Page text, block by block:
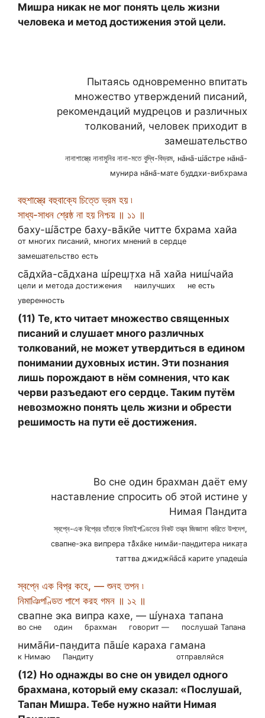
Мишра никак не мог понять цель жизни
человека и метод достижения этой цели.
Пытаясь одновременно впитать
множество утверждений писаний,
рекомендаций мудрецов и различных
толкований, человек приходит в
замешательство
নানাশাস্ত্রে নানামুনির নানা-মতে বুদ্ধি-বিভ্রম, на̄на̄-ш́а̄стре на̄на̄-
мунира на̄на̄-мате буддхи-вибхрама
বহুশাস্ত্রে বহুবাক্যে চিত্তে ভ্রম হয় ৷
সাধ্য-সাধন শ্রেষ্ঠ না হয় নিশ্চয় ॥ ১১ ॥
баху-ш́а̄стре баху-ва̄кйе читте бхрама хайа
от многих писаний, многих мнений в сердце
замешательство есть
са̄дхйа-са̄дхана ш́реш̣т̣ха на̄ хайа ниш́чайа
цели и метода достижения наилучших
не есть
уверенность
(11) Те, кто читает множество священных
писаний и слушает много различных
толкований, не может утвердиться в едином
понимании духовных истин. Эти познания
лишь порождают в нём сомнения, что как
черви разъедают его сердце. Таким путём
невозможно понять цель жизни и обрести
решимость на пути её достижения.
Во сне один брахман даёт ему
наставление спросить об этой истине у
Нимая Пандита
স্বপ্নে-এক বিপ্রের তাঁহাকে নিমাইপণ্ডিতের নিকট তত্ত্ব জিজ্ঞাসা করিতে উপদেশ,
свапне-эка випрера та̄̐ха̄ке нима̄и-пан̣д̣итера никат̣а
таттва джиджн̃а̄са̄ карите упадеш́а
স্বপ্নে এক বিপ্র কহে, — শুনহ তপন ৷
নিমাঞিপণ্ডিত পাশে করহ গমন ॥ ১২ ॥
свапне эка випра кахе, — ш́унаха тапана
во сне один брахман говорит — послушай Тапана
нима̄н̃и-пан̣д̣ита па̄ш́е караха гамана
к Нимаю Пандиту отправляйся
(12) Но однажды во сне он увидел одного
брахмана, который ему сказал: «Послушай,
Тапан Мишра. Тебе нужно найти Нимая